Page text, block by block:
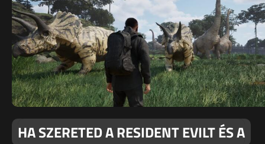
HA SZERETED A RESIDENT EVILT ÉS A